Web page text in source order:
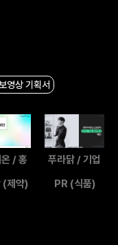
영상 기획서
/ 홍
(제약)
푸라닭 / 기업
PR (식품)